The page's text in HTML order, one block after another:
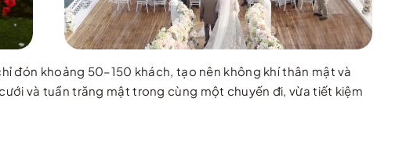
đón khoảng 50–150 khách, tạo nên không khí thân mật và
và tuần trăng mật trong cùng một chuyến đi, vừa tiết kiệm